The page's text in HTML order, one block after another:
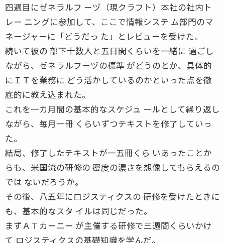
四週目にゼネラルフ ーヅ（現クラフト）本社の社内ト
レー ニングに参加して、ここで情報システ ム部門のマ
ネージャーに「どうだっ た」とレビューを受けた。
続いて彼の 部下十数人と五日間くらいを一緒に 過ごし
ながら、ゼネラルフーヅの標準 がどうのとか、具体的
にＩＴを業務に どう活かしているのかといった点を徹
底的に教え込まれた。
これを一カ月間の基本的なスケジュ ールとして繰り返し
ながら、毎月一冊 くらいずつテキストを修了していっ
た。
結局、修了したテキストが一五冊くら いあったことか
らも、米国流の研修の 密度の濃さを想像してもらえるの
では ないだろうか。
その後、八五年にロジスティクスの 研修を受けたときに
も、基本的なスタ イルは同じだった。
まずＡＴカーニー が主催する研修で三週間くらいかけ
て ロジスティクスの基礎知識を学んだ。